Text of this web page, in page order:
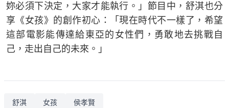
妳必須下決定，大家才能執行。」節目中，舒淇也分
享《女孩》的創作初心：「現在時代不一樣了，希望
這部電影能傳達給東亞的女性們，勇敢地去挑戰自
己，走出自己的未來。」
舒淇 女孩 侯孝賢